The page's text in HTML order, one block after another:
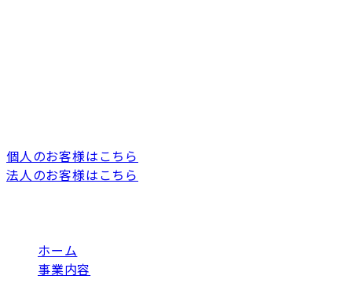
個人のお客様はこちら
法人のお客様はこちら
ホーム
事業内容